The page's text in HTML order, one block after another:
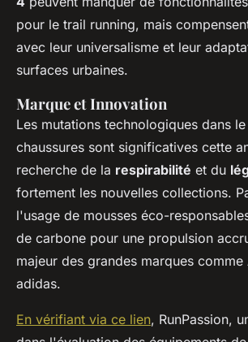
pour le trail running, mais
avec leur universalisme et leur
surfaces urbaines.
Marque et Innovation
Les mutations technologiques dans
chaussures sont significatives cette
recherche de la respirabilité et du
fortement les nouvelles collections.
l'usage de mousses éco-
de carbone pour une propulsion
majeur des grandes marques comme
adidas.
En vérifiant via ce lien, RunPassion,